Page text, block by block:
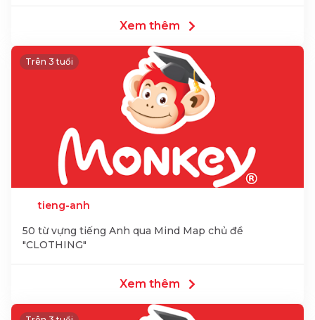
Xem thêm
Trên 3 tuổi
tieng-anh
50 từ vựng tiếng Anh qua Mind Map chủ đề
"CLOTHING"
Xem thêm